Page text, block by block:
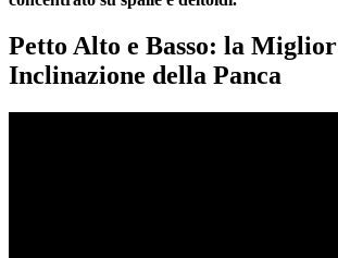
Petto Alto e Basso: la Miglior
Inclinazione della Panca